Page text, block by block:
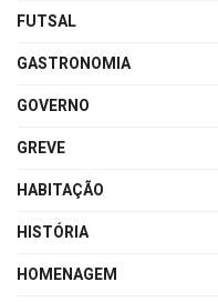
FUTSAL
GASTRONOMIA
GOVERNO
GREVE
HABITAÇÃO
HISTÓRIA
HOMENAGEM